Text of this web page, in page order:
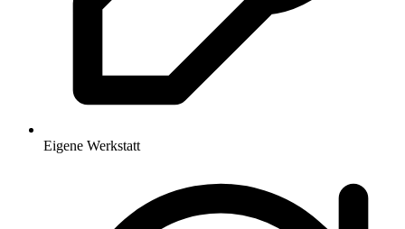
Eigene Werkstatt